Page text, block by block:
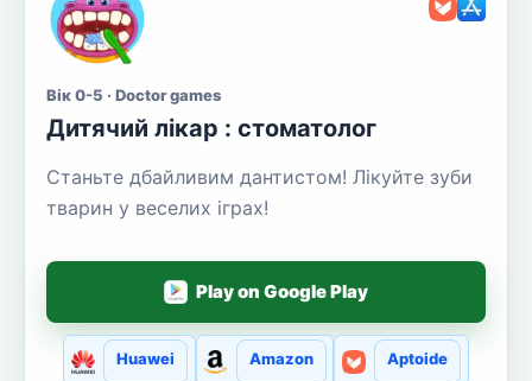
Вік 0-5 · Doctor games
Дитячий лікар : стоматолог
Станьте дбайливим дантистом! Лікуйте зуби
тварин у веселих іграх!
Play on Google Play
Huawei Amazon Aptoide